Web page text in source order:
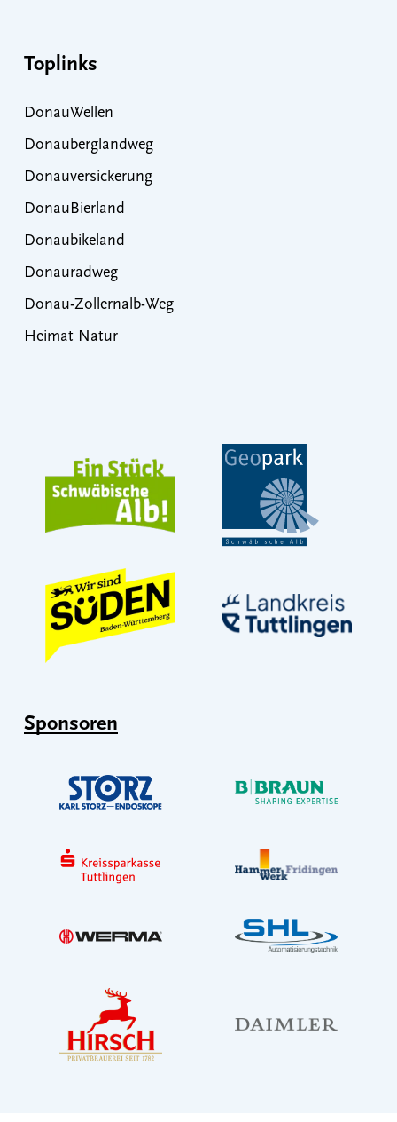
Toplinks
DonauWellen
Donauberglandweg
Donauversickerung
DonauBierland
Donaubikeland
Donauradweg
Donau-Zollernalb-Weg
Heimat Natur
Sponsoren